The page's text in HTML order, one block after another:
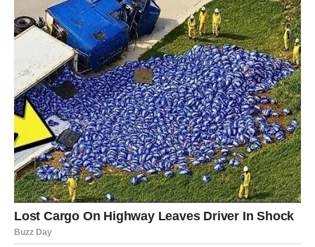
posebno će blistati Rakovi, Lavovi i Vage kojima zvijezde
šalju prilike koje bi im mogle potpuno promijeniti život.
Ovo je period tokom kojeg univerzum pokazuje da poslije
svake teške faze uvijek dolazi vrijeme kada konačno
dobijemo ono što iskreno zaslužujemo.